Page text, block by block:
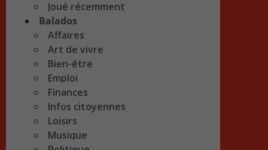
Joué récemment
Balados
Affaires
Art de vivre
Bien-être
Emploi
Finances
Infos citoyennes
Loisirs
Musique